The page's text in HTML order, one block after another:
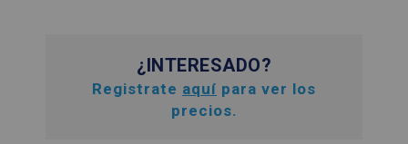
¿INTERESADO?
Registrate aquí para ver los
precios.